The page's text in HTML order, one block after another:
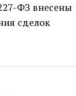
ФЗ внесены
сделок